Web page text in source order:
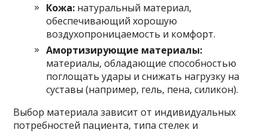
Кожа: натуральный материал,
обеспечивающий хорошую
воздухопроницаемость и комфорт.
Амортизирующие материалы:
материалы, обладающие способностью
поглощать удары и снижать нагрузку на
суставы (например, гель, пена, силикон).
Выбор материала зависит от индивидуальных
потребностей пациента, типа стелек и